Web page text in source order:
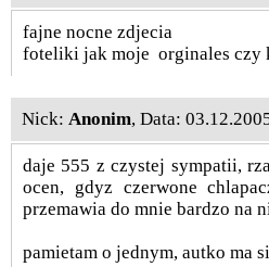
fajne nocne zdjecia
foteliki jak moje orginales czy
Nick: Anonim, Data:
daje 555 z czystej sympatii,
ocen, gdyz czerwone
przemawia do mnie bardzo na
pamietam o jednym, autko ma